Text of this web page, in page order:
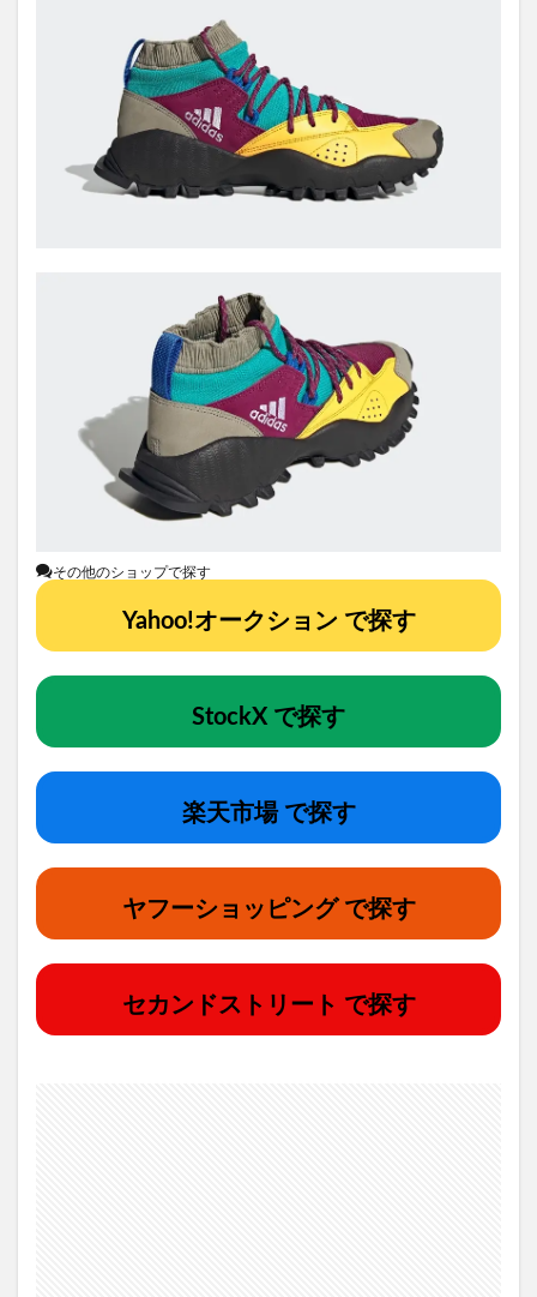
その他のショップで探す
Yahoo!オークション で探す
StockX で探す
楽天市場 で探す
ヤフーショッピング で探す
セカンドストリート で探す